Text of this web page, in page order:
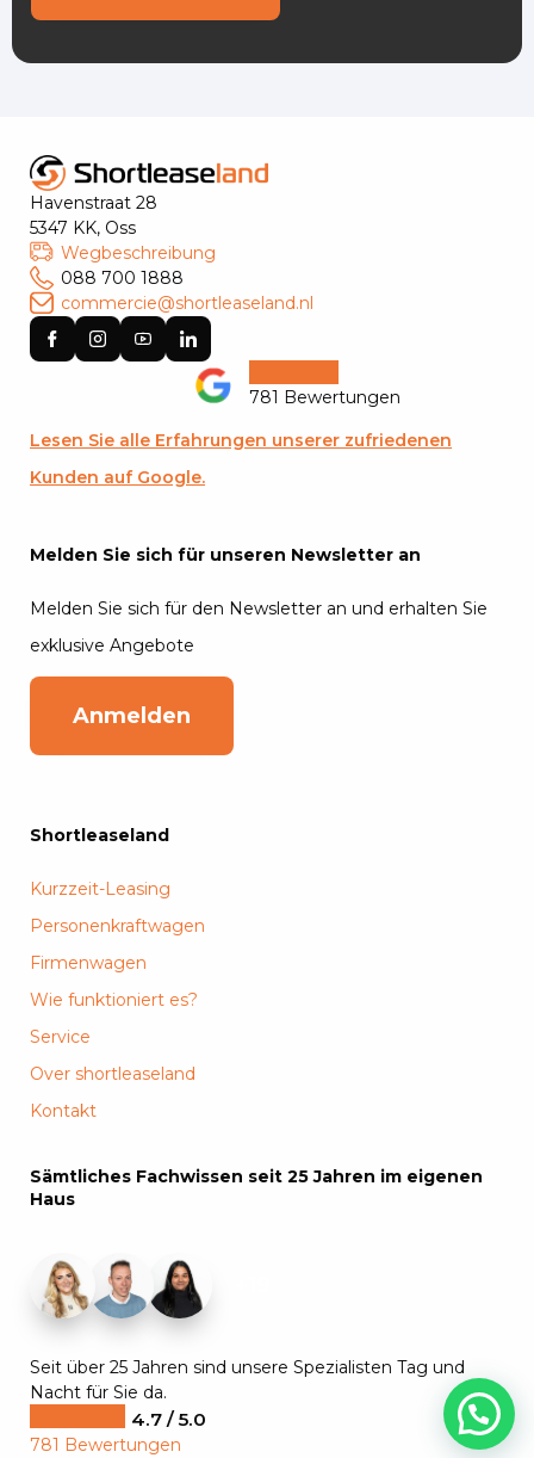
Havenstraat 28
5347 KK, Oss
Wegbeschreibung
088 700 1888
commercie@shortleaseland.nl
781 Bewertungen
Lesen Sie alle Erfahrungen unserer zufriedenen
Kunden auf Google.
Melden Sie sich für unseren Newsletter an
Melden Sie sich für den Newsletter an und erhalten Sie
exklusive Angebote
Anmelden
Shortleaseland
Kurzzeit-Leasing
Personenkraftwagen
Firmenwagen
Wie funktioniert es?
Service
Over shortleaseland
Kontakt
Sämtliches Fachwissen seit 25 Jahren im eigenen
Haus
Seit über 25 Jahren sind unsere Spezialisten Tag und
Nacht für Sie da.
4.7 / 5.0
781 Bewertungen